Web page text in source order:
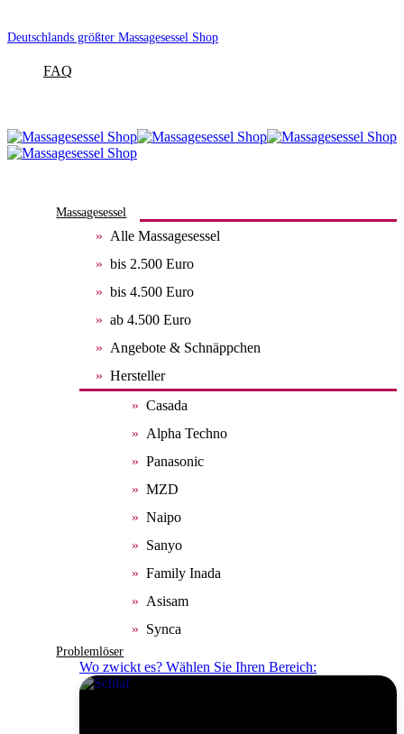
Deutschlands größter Massagesessel Shop
FAQ
Massagesessel
Alle Massagesessel
bis 2.500 Euro
bis 4.500 Euro
ab 4.500 Euro
Angebote & Schnäppchen
Hersteller
Casada
Alpha Techno
Panasonic
MZD
Naipo
Sanyo
Family Inada
Asisam
Synca
Problemlöser
Wo zwickt es? Wählen Sie Ihren Bereich: